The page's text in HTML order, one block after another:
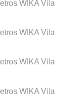
WIKA Vila
WIKA Vila
WIKA Vila
WIKA Vila